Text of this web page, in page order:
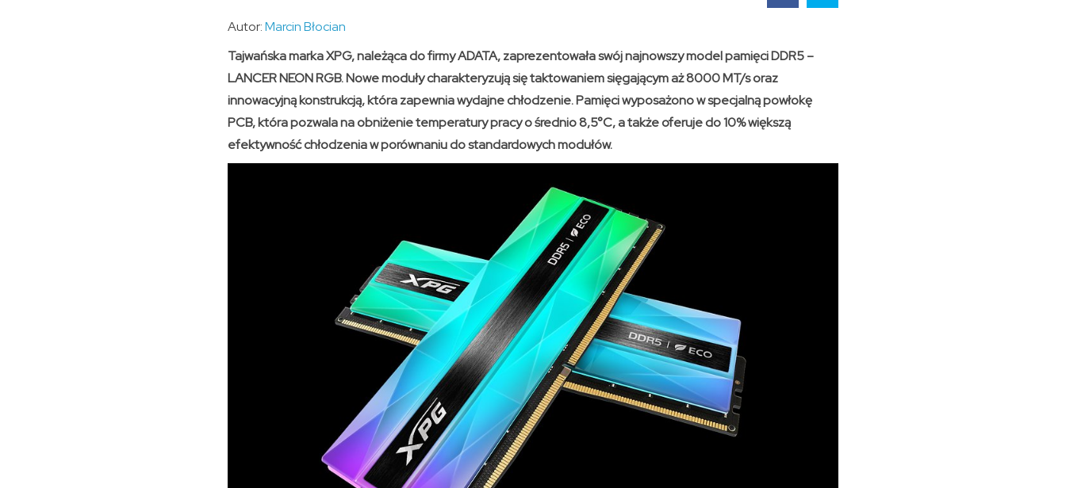
Autor:Marcin Błocian
Tajwańska marka XPG, należąca do firmy ADATA, zaprezentowała swój najnowszy model pamięci DDR5 –
LANCER NEON RGB. Nowe moduły charakteryzują się taktowaniem sięgającym aż 8000 MT/s oraz
innowacyjną konstrukcją, która zapewnia wydajne chłodzenie. Pamięci wyposażono w specjalną powłokę
PCB, która pozwala na obniżenie temperatury pracy o średnio 8,5°C, a także oferuje do 10% większą
efektywność chłodzenia w porównaniu do standardowych modułów.